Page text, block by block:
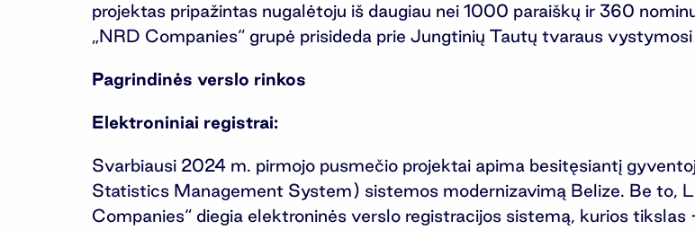
projektas pripažintas nugalėtoju iš daugiau nei 1000 paraiškų ir 360
„NRD Companies“ grupė prisideda prie Jungtinių Tautų tvaraus
Pagrindinės verslo rinkos
Elektroniniai registrai:
Svarbiausi 2024 m. pirmojo pusmečio projektai apima besitęsiantį
Statistics Management System) sistemos modernizavimą Belize. Be to,
Companies“ diegia elektroninės verslo registracijos sistemą, kurios